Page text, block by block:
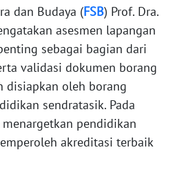
dan Budaya (FSB) Prof. Dra.
asesmen lapangan
sebagai bagian dari
validasi dokumen borang
disiapkan oleh borang
sendratasik. Pada
pendidikan
akreditasi terbaik